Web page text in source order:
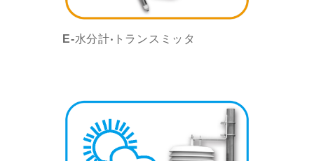
E-水分計‧トランスミッタ